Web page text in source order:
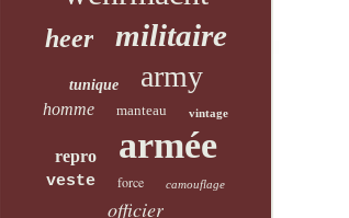
heer militaire
tunique army
homme manteau vintage
repro armée
veste force camouflage
officier